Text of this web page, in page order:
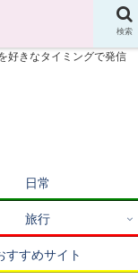
好きなタイミングで発信
日常
旅行
すすめサイト
検索